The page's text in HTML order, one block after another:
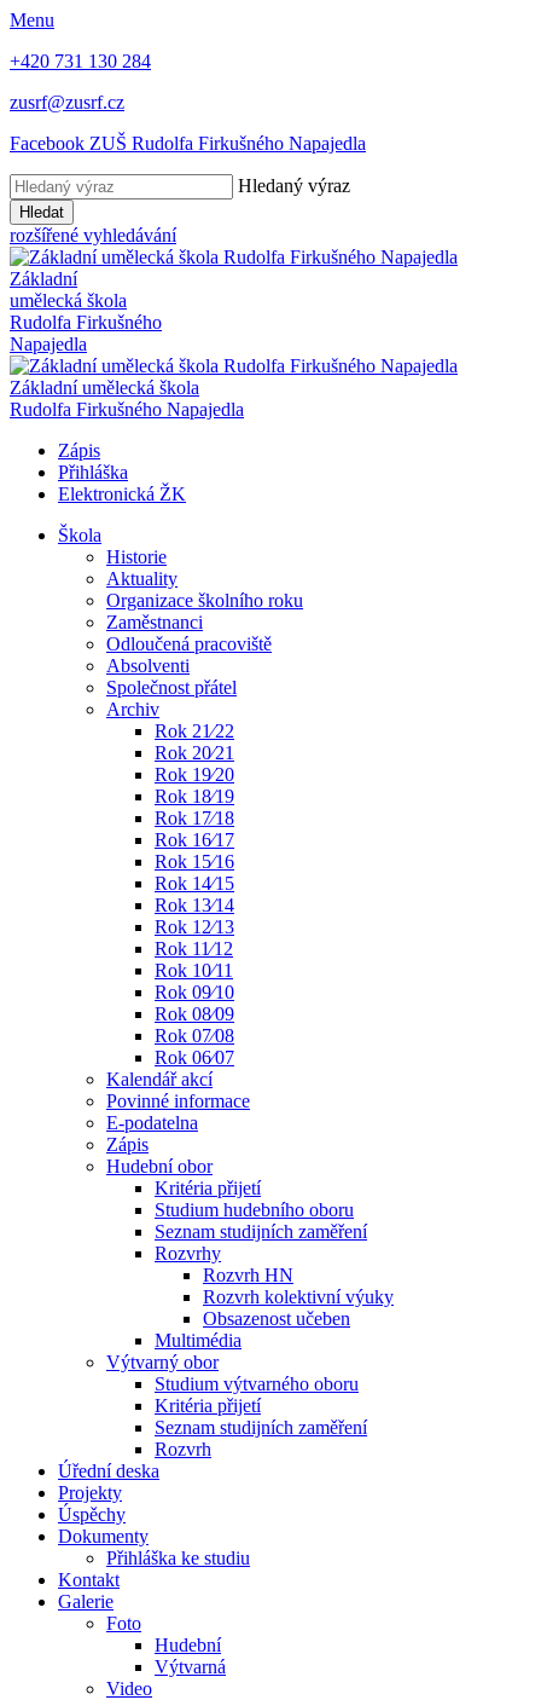
Menu
+420 731 130 284
zusrf@zusrf.cz
Facebook ZUŠ Rudolfa Firkušného Napajedla
Hledaný výraz
Hledat
rozšířené vyhledávání
Základní
umělecká škola
Rudolfa Firkušného
Napajedla
Základní umělecká škola
Rudolfa Firkušného Napajedla
Zápis
Přihláška
Elektronická ŽK
Škola
Historie
Aktuality
Organizace školního roku
Zaměstnanci
Odloučená pracoviště
Absolventi
Společnost přátel
Archiv
Rok 21⁄22
Rok 20⁄21
Rok 19⁄20
Rok 18⁄19
Rok 17⁄18
Rok 16⁄17
Rok 15⁄16
Rok 14⁄15
Rok 13⁄14
Rok 12⁄13
Rok 11⁄12
Rok 10⁄11
Rok 09⁄10
Rok 08⁄09
Rok 07⁄08
Rok 06⁄07
Kalendář akcí
Povinné informace
E-podatelna
Zápis
Hudební obor
Kritéria přijetí
Studium hudebního oboru
Seznam studijních zaměření
Rozvrhy
Rozvrh HN
Rozvrh kolektivní výuky
Obsazenost učeben
Multimédia
Výtvarný obor
Studium výtvarného oboru
Kritéria přijetí
Seznam studijních zaměření
Rozvrh
Úřední deska
Projekty
Úspěchy
Dokumenty
Přihláška ke studiu
Kontakt
Galerie
Foto
Hudební
Výtvarná
Video